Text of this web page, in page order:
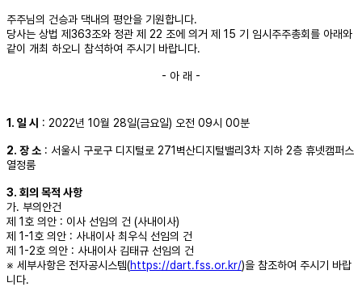
주주님의 건승과 댁내의 평안을 기원합니다.
당사는 상법 제363조와 정관 제 22 조에 의거 제 15 기 임시주주총회를 아래와
같이 개최 하오니 참석하여 주시기 바랍니다.
- 아 래 -
1. 일 시 : 2022년 10월 28일(금요일) 오전 09시 00분
2. 장 소 : 서울시 구로구 디지털로 271벽산디지털밸리3차 지하 2층 휴넷캠퍼스
열정룸
3. 회의 목적 사항
가. 부의안건
제 1호 의안 : 이사 선임의 건 (사내이사)
제 1-1호 의안 : 사내이사 최우식 선임의 건
제 1-2호 의안 : 사내이사 김태규 선임의 건
※ 세부사항은 전자공시스템(https://dart.fss.or.kr/)을 참조하여 주시기 바랍
니다.